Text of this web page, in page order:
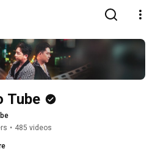
Tube
• 485 videos